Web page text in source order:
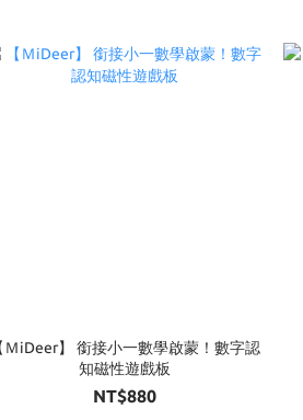
ＭiDeer】 銜接小一數學啟蒙！數字認
知磁性遊戲板
NT$880